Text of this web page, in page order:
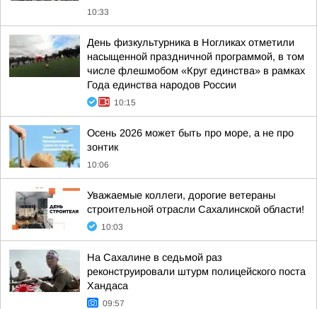
10:33
День физкультурника в Ногликах отметили
насыщенной праздничной программой, в том
числе флешмобом «Круг единства» в рамках
Года единства народов России
10:15
Осень 2026 может быть про море, а не про
зонтик
10:06
Уважаемые коллеги, дорогие ветераны
строительной отрасли Сахалинской области!
10:03
На Сахалине в седьмой раз
реконструировали штурм полицейского поста
Хандаса
09:57